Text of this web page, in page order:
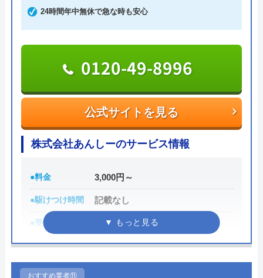
作業にかかる金額自体は他の業者とそれほど変わら
は10%OFFで修理·交換を行ってくれます。作業内
業に入るので安心です。作業料金とは別に事務手数
料として諸経費がかかるので、費用をしっかりと確
認してから承諾のサインをしましょう。
各市区から認可を受けている水道局指定工事店であ
技術品質向上にも力をいれているため安心して作業
を任せることができるでしょう。
0120-511-511
受付時間 24時間
24時間年中無休で急な時も安心
公式サイトを見る
0120-49-8996
株式会社あんしーのサービス情報
●料金 3,000円～
●駆けつけ時間 記載なし
●受付時間 24時間
●定休日 年中無休
●累計実績
おすすめ業者⑪